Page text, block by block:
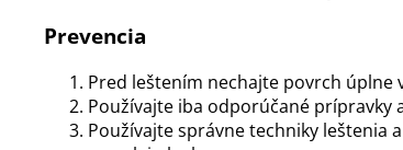
Prevencia
Pred leštením nechajte povrch úplne
Používajte iba odporúčané prípravky
Používajte správne techniky leštenia